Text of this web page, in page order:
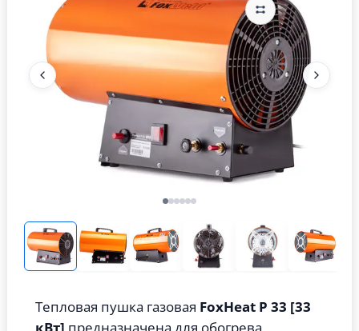
Тепловая пушка газовая FoxHeat P 33 [33
кВт] предназначена для обогрева